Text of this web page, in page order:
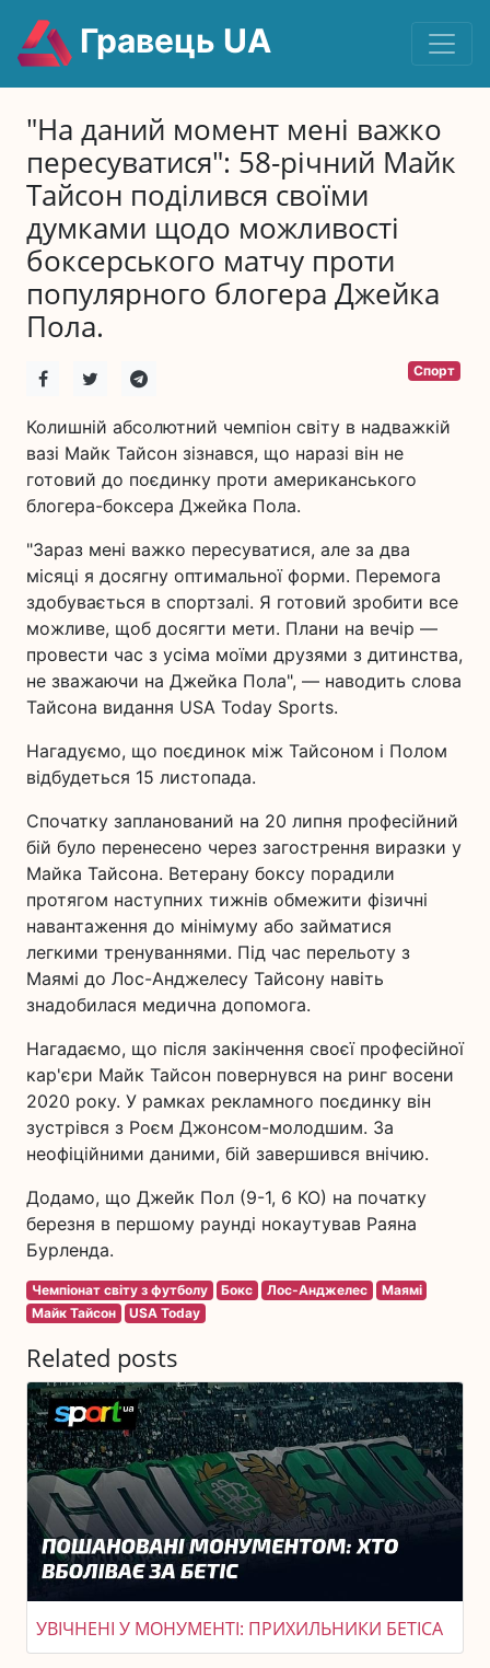
Гравець UA
"На даний момент мені важко
пересуватися": 58-річний Майк
Тайсон поділився своїми
думками щодо можливості
боксерського матчу проти
популярного блогера Джейка
Пола.
Спорт
Колишній абсолютний чемпіон світу в надважкій
вазі Майк Тайсон зізнався, що наразі він не
готовий до поєдинку проти американського
блогера-боксера Джейка Пола.
"Зараз мені важко пересуватися, але за два
місяці я досягну оптимальної форми. Перемога
здобувається в спортзалі. Я готовий зробити все
можливе, щоб досягти мети. Плани на вечір —
провести час з усіма моїми друзями з дитинства,
не зважаючи на Джейка Пола", — наводить слова
Тайсона видання USA Today Sports.
Нагадуємо, що поєдинок між Тайсоном і Полом
відбудеться 15 листопада.
Спочатку запланований на 20 липня професійний
бій було перенесено через загострення виразки у
Майка Тайсона. Ветерану боксу порадили
протягом наступних тижнів обмежити фізичні
навантаження до мінімуму або займатися
легкими тренуваннями. Під час перельоту з
Маямі до Лос-Анджелесу Тайсону навіть
знадобилася медична допомога.
Нагадаємо, що після закінчення своєї професійної
кар'єри Майк Тайсон повернувся на ринг восени
2020 року. У рамках рекламного поєдинку він
зустрівся з Роєм Джонсом-молодшим. За
неофіційними даними, бій завершився внічию.
Додамо, що Джейк Пол (9-1, 6 КО) на початку
березня в першому раунді нокаутував Раяна
Бурленда.
Чемпіонат світу з футболу Бокс Лос-Анджелес
Маямі
Майк Тайсон
USA Today
Related posts
УВІЧНЕНІ У МОНУМЕНТІ: ПРИХИЛЬНИКИ БЕТІСА